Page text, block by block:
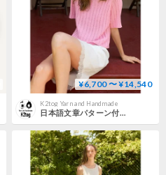
¥6,700 〜 ¥14,540
K2tog Yarn and Handmade
日本語文章パターン付キット Elva Tee